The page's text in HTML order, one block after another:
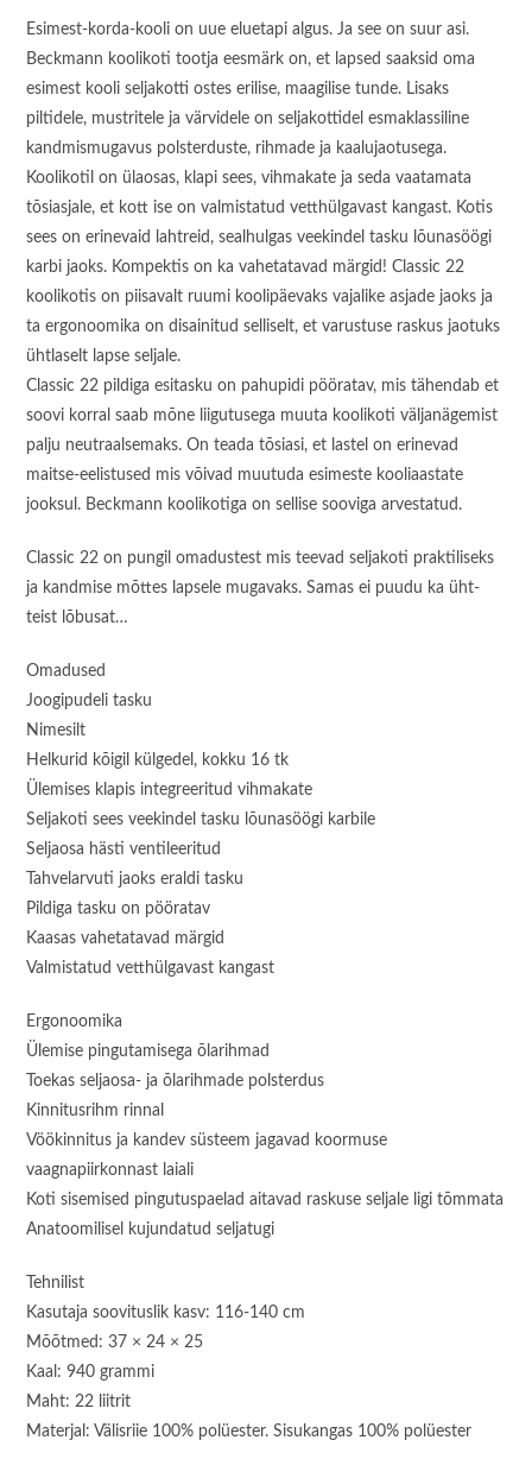
Esimest-korda-kooli on uue eluetapi algus. Ja see on suur asi.
Beckmann koolikoti tootja eesmärk on, et lapsed saaksid oma
esimest kooli seljakotti ostes erilise, maagilise tunde. Lisaks
piltidele, mustritele ja värvidele on seljakottidel esmaklassiline
kandmismugavus polsterduste, rihmade ja kaalujaotusega.
Koolikotil on ülaosas, klapi sees, vihmakate ja seda vaatamata
tõsiasjale, et kott ise on valmistatud vetthülgavast kangast. Kotis
sees on erinevaid lahtreid, sealhulgas veekindel tasku lõunasöögi
karbi jaoks. Kompektis on ka vahetatavad märgid! Classic 22
koolikotis on piisavalt ruumi koolipäevaks vajalike asjade jaoks ja
ta ergonoomika on disainitud selliselt, et varustuse raskus jaotuks
ühtlaselt lapse seljale.
Classic 22 pildiga esitasku on pahupidi pööratav, mis tähendab et
soovi korral saab mõne liigutusega muuta koolikoti väljanägemist
palju neutraalsemaks. On teada tõsiasi, et lastel on erinevad
maitse-eelistused mis võivad muutuda esimeste kooliaastate
jooksul. Beckmann koolikotiga on sellise sooviga arvestatud.
Classic 22 on pungil omadustest mis teevad seljakoti praktiliseks
ja kandmise mõttes lapsele mugavaks. Samas ei puudu ka üht-
teist lõbusat…
Omadused
Joogipudeli tasku
Nimesilt
Helkurid kõigil külgedel, kokku 16 tk
Ülemises klapis integreeritud vihmakate
Seljakoti sees veekindel tasku lõunasöögi karbile
Seljaosa hästi ventileeritud
Tahvelarvuti jaoks eraldi tasku
Pildiga tasku on pööratav
Kaasas vahetatavad märgid
Valmistatud vetthülgavast kangast
Ergonoomika
Ülemise pingutamisega õlarihmad
Toekas seljaosa- ja õlarihmade polsterdus
Kinnitusrihm rinnal
Vöökinnitus ja kandev süsteem jagavad koormuse
vaagnapiirkonnast laiali
Koti sisemised pingutuspaelad aitavad raskuse seljale ligi tõmmata
Anatoomilisel kujundatud seljatugi
Tehnilist
Kasutaja soovituslik kasv: 116-140 cm
Mõõtmed: 37 × 24 × 25
Kaal: 940 grammi
Maht: 22 liitrit
Materjal: Välisriie 100% polüester. Sisukangas 100% polüester